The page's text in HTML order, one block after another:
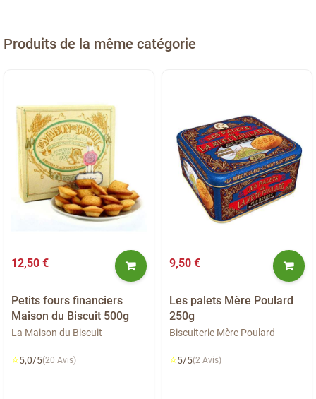
Produits de la même catégorie
12,50 €
Petits fours financiers
Maison du Biscuit 500g
La Maison du Biscuit
⭐5,0/5(20 Avis)
9,50 €
Les palets Mère Poulard
250g
Biscuiterie Mère Poulard
⭐5/5(2 Avis)